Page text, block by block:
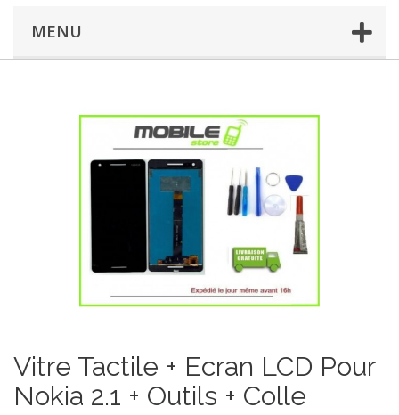
MENU
Vitre Tactile + Ecran LCD Pour
Nokia 2.1 + Outils + Colle